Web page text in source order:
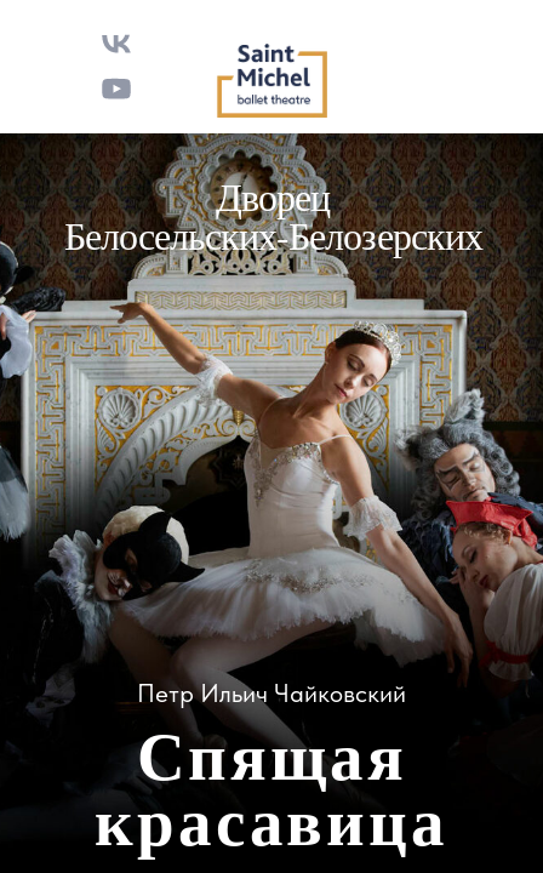
Спящая
красавица
Балет в 2 актах с прологом
Петр Ильич Чайковский
Купить билеты
КЛАССИЧЕСКИЙ БАЛЕТ ДЛЯ
ДЕТЕЙ И РОДИТЕЛЕЙ
1 ноября
Дворец
Белосельских-Белозерских